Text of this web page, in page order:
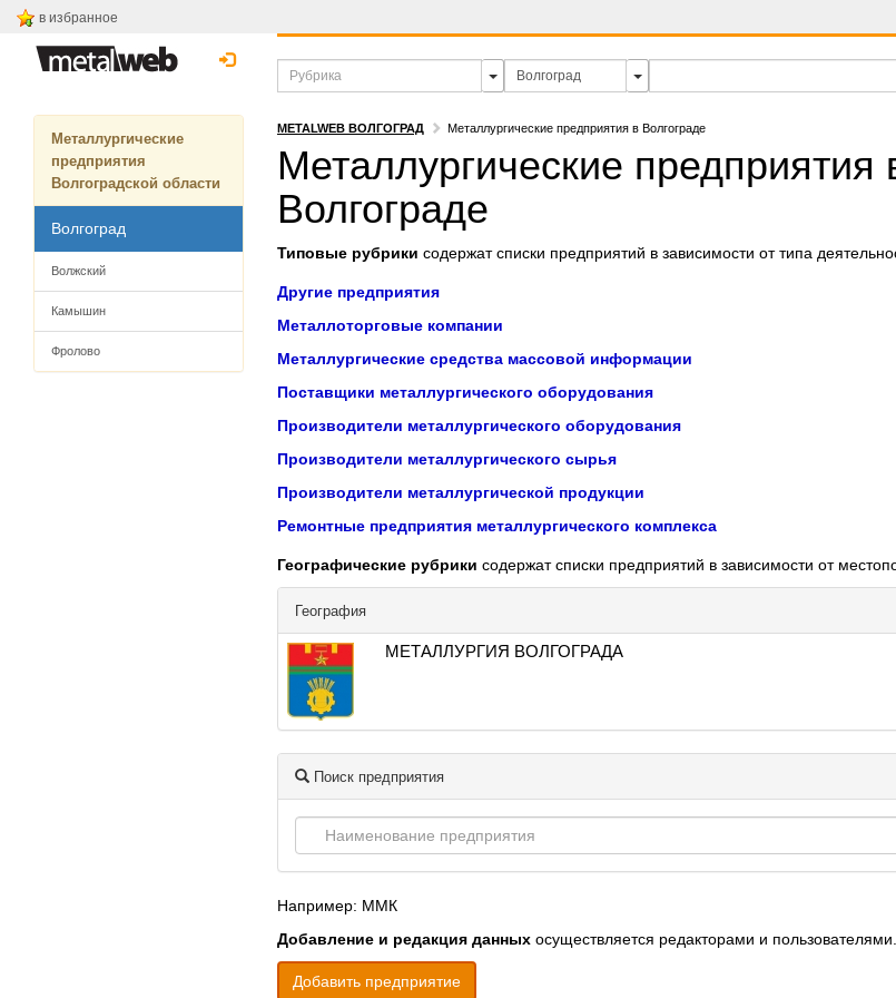
в избранное
Металлургические
предприятия
Волгоградской области
Волгоград
Волжский
Камышин
Фролово
METALWEB ВОЛГОГРАД Металлургические предприятия в Волгограде
Металлургические предприятия
Волгограде
Типовые рубрики содержат списки предприятий в зависимости от типа
Другие предприятия
Металлоторговые компании
Металлургические средства массовой информации
Поставщики металлургического оборудования
Производители металлургического оборудования
Производители металлургического сырья
Производители металлургической продукции
Ремонтные предприятия металлургического комплекса
Географические рубрики содержат списки предприятий в зависимости от
География
МЕТАЛЛУРГИЯ ВОЛГОГРАДА
Поиск предприятия
Например: ММК
Добавление и редакция данных осуществляется редакторами и пользователями.
Добавить предприятие